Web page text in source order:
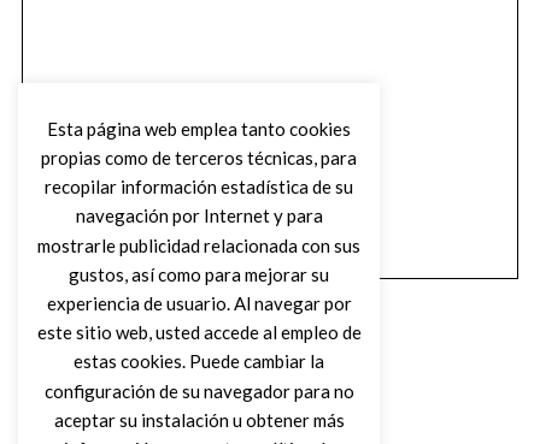
Esta página web emplea tanto cookies
propias como de terceros técnicas, para
recopilar información estadística de su
navegación por Internet y para
mostrarle publicidad relacionada con sus
gustos, así como para mejorar su
experiencia de usuario. Al navegar por
este sitio web, usted accede al empleo de
estas cookies. Puede cambiar la
configuración de su navegador para no
aceptar su instalación u obtener más